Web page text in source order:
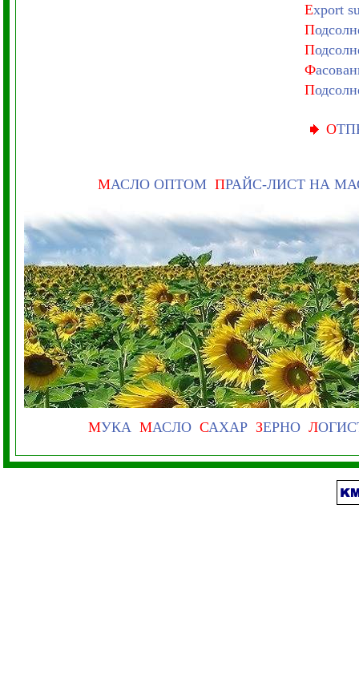
Export
П
П
Ф
П
О
МАСЛО ОПТОМ ПРАЙС-ЛИСТ НА
МУКА МАСЛО САХАР ЗЕРНО Л